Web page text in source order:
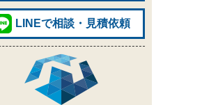
LINEで相談・見積依頼